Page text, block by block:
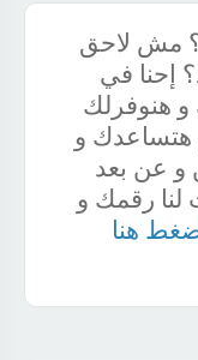
مش لاحق
إحنا في
هنوفرلك
هتساعدك و
و عن بعد
رقمك و
هنا